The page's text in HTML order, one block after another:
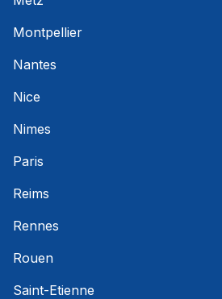
Montpellier
Nantes
Nice
Nimes
Paris
Reims
Rennes
Rouen
Saint-Etienne